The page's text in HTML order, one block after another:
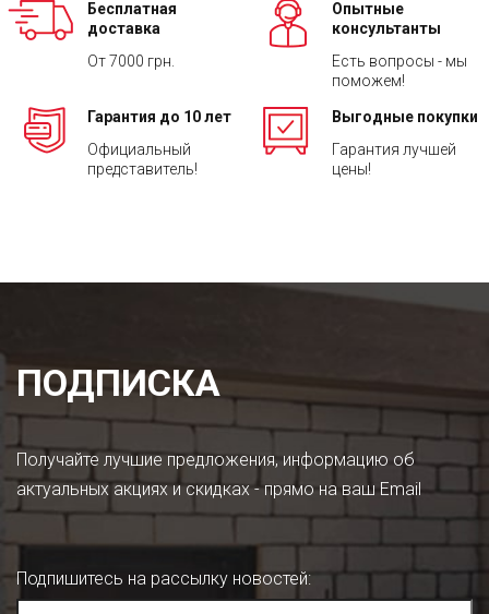
Бесплатная
доставка
От 7000 грн.
Опытные
консультанты
Есть вопросы - мы
поможем!
Гарантия до 10 лет
Официальный
представитель!
Выгодные покупки
Гарантия лучшей
цены!
ПОДПИСКА
Получайте лучшие предложения, информацию об
актуальных акциях и скидках - прямо на ваш Email
Подпишитесь на рассылку новостей: